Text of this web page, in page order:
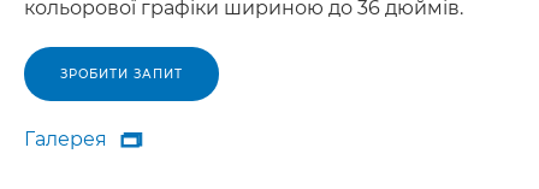
кольорової графіки шириною до 36 дюймів.
ЗРОБИТИ ЗАПИТ
Галерея
Галерея
